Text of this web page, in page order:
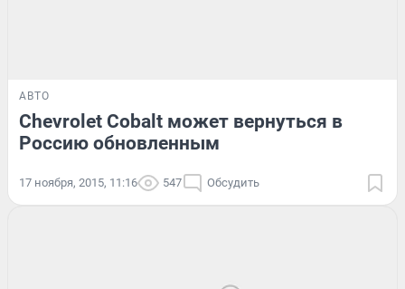
АВТО
Chevrolet Cobalt может вернуться в
Россию обновленным
17 ноября, 2015, 11:16 547 Обсудить